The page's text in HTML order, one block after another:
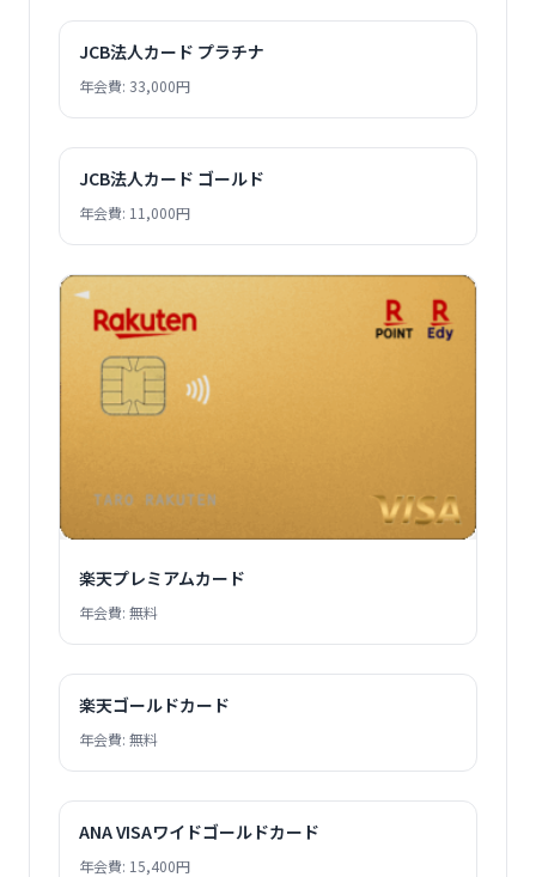
JCB法人カード プラチナ
年会費: 33,000円
JCB法人カード ゴールド
年会費: 11,000円
楽天プレミアムカード
年会費: 無料
楽天ゴールドカード
年会費: 無料
ANA VISAワイドゴールドカード
年会費: 15,400円